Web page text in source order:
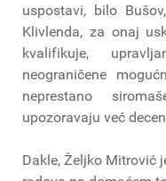
uspostavi, bilo
Klivlenda, za onaj
kvalifikuje,
neograničene
neprestano
upozoravaju već
Dakle, Željko Mitrović